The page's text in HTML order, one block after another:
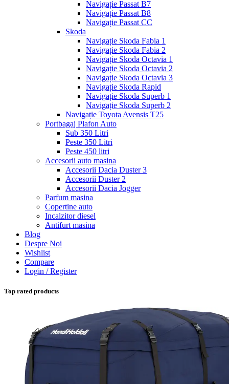
Navigație Passat B7
Navigație Passat B8
Navigație Passat CC
Skoda
Navigație Skoda Fabia 1
Navigație Skoda Fabia 2
Navigație Skoda Octavia 1
Navigație Skoda Octavia 2
Navigație Skoda Octavia 3
Navigație Skoda Rapid
Navigație Skoda Superb 1
Navigație Skoda Superb 2
Navigație Toyota Avensis T25
Portbagaj Plafon Auto
Sub 350 Litri
Peste 350 Litri
Peste 450 litri
Accesorii auto masina
Accesorii Dacia Duster 3
Accesorii Duster 2
Accesorii Dacia Jogger
Parfum masina
Copertine auto
Incalzitor diesel
Antifurt masina
Blog
Despre Noi
Wishlist
Compare
Login / Register
Top rated products